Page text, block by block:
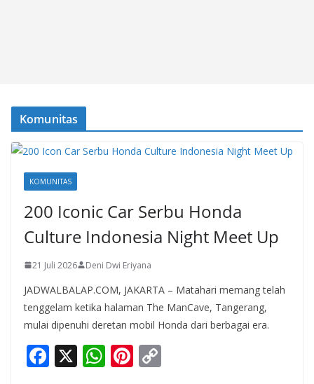
Komunitas
KOMUNITAS
200 Iconic Car Serbu Honda
Culture Indonesia Night Meet Up
21 Juli 2026 Deni Dwi Eriyana
JADWALBALAP.COM, JAKARTA – Matahari memang telah
tenggelam ketika halaman The ManCave, Tangerang,
mulai dipenuhi deretan mobil Honda dari berbagai era.
F X W Pi